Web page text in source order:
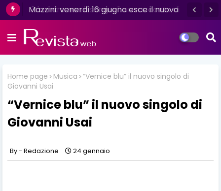
Mazzini: venerdì 16 giugno esce il nuovo
Home page Musica “Vernice blu” il nuovo singolo di
Giovanni Usai
“Vernice blu” il nuovo singolo di
Giovanni Usai
Redazione 24 gennaio